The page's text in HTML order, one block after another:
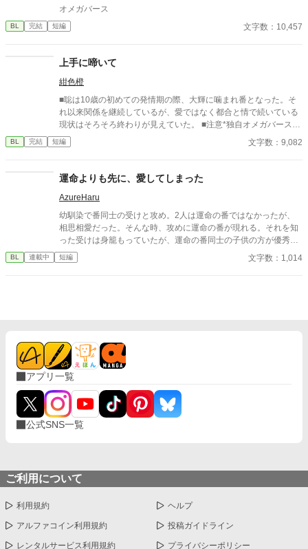
オメガバース
BL 完結 短編 文字数：10,457
上手に啼いて
紺色橙
■聡は10歳の初めての発情期の際、大輝に噛まれ番となった。そ
れ以来関係を継続しているが、愛ではなく都合と情で続いている
現状はそろそろ終わりが見えていた。 ■注意*独自オメガバース設
定。■『それは愛か本能か』と同じ世界設定です。関係は一切な
し。
BL 完結 短編 文字数：9,082
運命よりも先に、愛してしまった
AzureHaru
幼馴染で番同士の受けと攻め。2人は運命の番ではなかったが、
相思相愛だった。そんな時、攻めに運命の番が現れる。それを知
った受けは身籠もっていたが、運命の番同士の子供の方が優秀な
者が生まれることも知っており、身を引く事を決め姿を消す。 し
かし、攻めと運命の番の相手にはそれぞれに別の愛する人がいる
BL 連載中 短編 文字数：1,014
アプリ一覧
公式SNS一覧
ご利用について
利用規約 ヘルプ
アルファコイン利用規約 投稿ガイドライン
レンタルサービス利用規約 プライバシーポリシー